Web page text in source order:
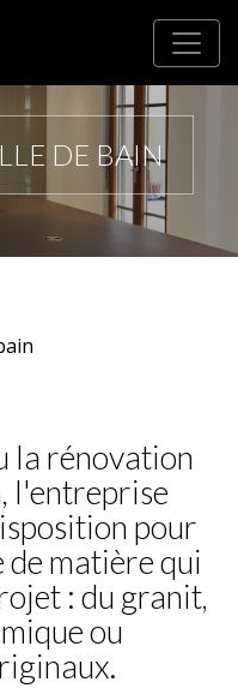
DE BAIN
la rénovation
l'entreprise
pour
de matière qui
: du granit,
ou